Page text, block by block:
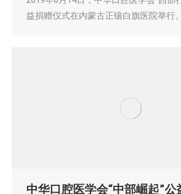
益捐赠仪式在内蒙古正镶白旗医院举行。
中华口腔医学会“中部崛起”公